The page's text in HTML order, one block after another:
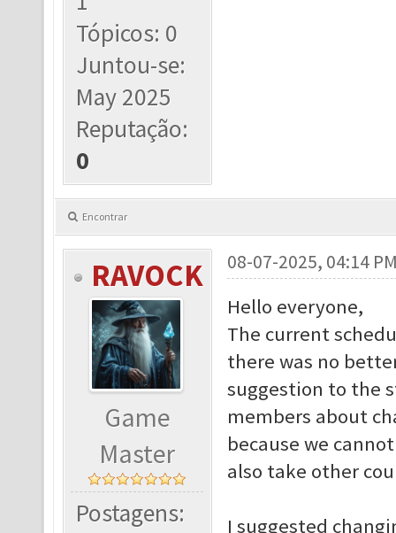
Tópicos: 0
Juntou-se:
May 2025
Reputação:
0
Encontrar
RAVOCK
Game
Master
Postagens:
08-07-2025, 04:14
Hello everyone,
The current
there was no
suggestion to the
members about
because we
also take other
I suggested